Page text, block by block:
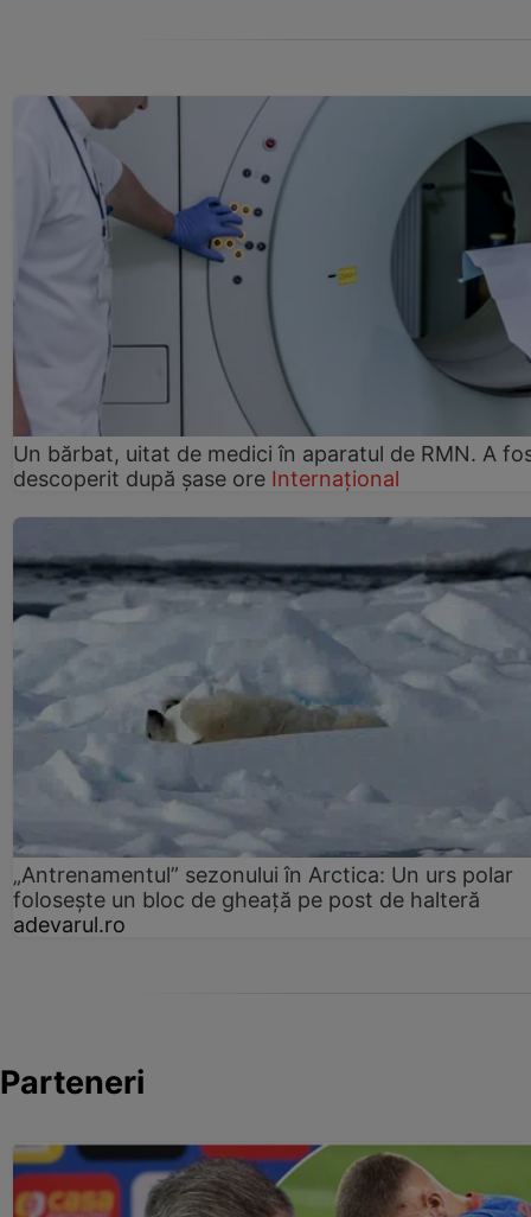
Un bărbat, uitat de medici în aparatul de RMN. A
descoperit după șase ore Internațional
„Antrenamentul” sezonului în Arctica: Un urs polar
folosește un bloc de gheață pe post de halteră
adevarul.ro
Parteneri